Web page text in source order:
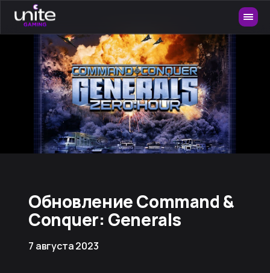
Обновление Command &
Conquer: Generals
7 августа 2023